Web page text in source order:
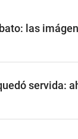
las
servida: